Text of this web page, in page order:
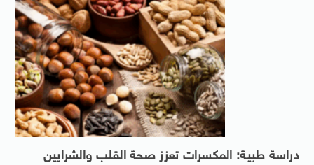
دراسة طبية: المكسرات تعزز صحة القلب والشرايين